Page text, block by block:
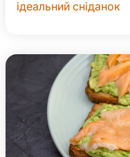
ідеальний сніданок